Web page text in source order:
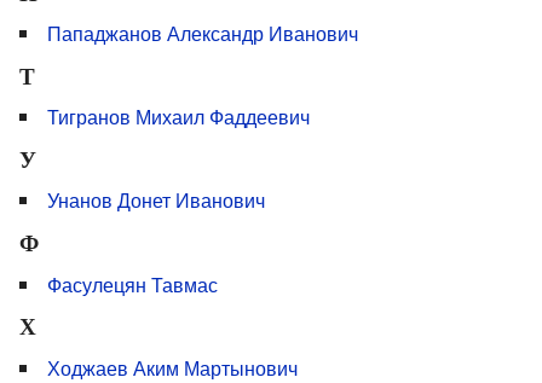
Пападжанов Александр Иванович
Т
Тигранов Михаил Фаддеевич
У
Унанов Донет Иванович
Ф
Фасулецян Тавмас
Х
Ходжаев Аким Мартынович